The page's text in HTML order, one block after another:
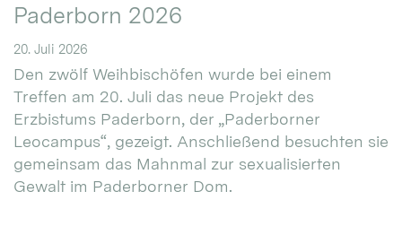
Paderborn 2026
20. Juli 2026
Den zwölf Weihbischöfen wurde bei einem
Treffen am 20. Juli das neue Projekt des
Erzbistums Paderborn, der „Paderborner
Leocampus“, gezeigt. Anschließend besuchten sie
gemeinsam das Mahnmal zur sexualisierten
Gewalt im Paderborner Dom.